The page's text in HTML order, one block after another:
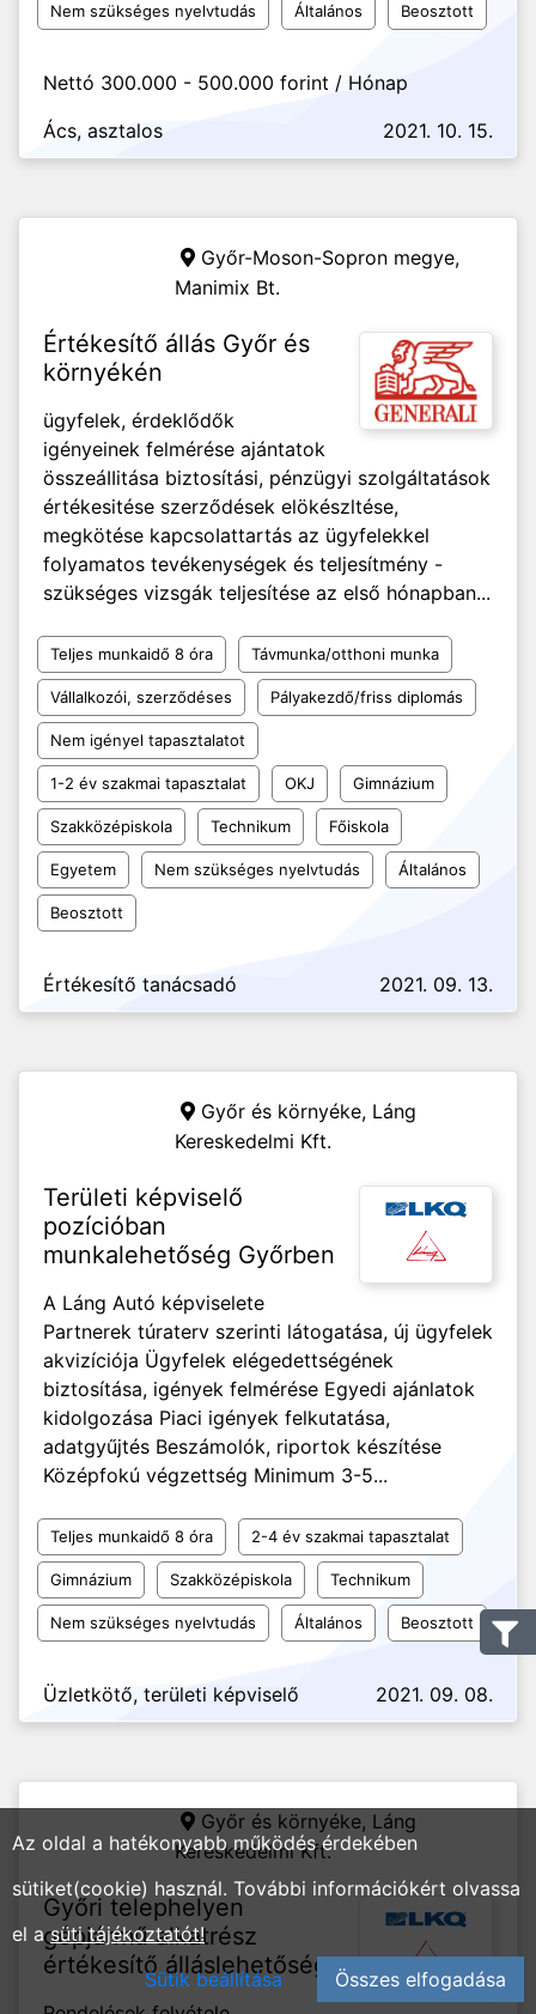
Nem szükséges nyelvtudás Általános Beosztott
Nettó 300.000 - 500.000 forint / Hónap
Ács, asztalos
2021. 10. 15.
Győr-Moson-Sopron megye,
Manimix Bt.
Értékesítő állás Győr és
környékén
ügyfelek, érdeklődők
igényeinek felmérése ajántatok
összeáIIitása biztosítási, pénzügyi szolgáltatások
értékesitése szerződések elökészltése,
megkötése kapcsoIattartás az ügyfelekkel
folyamatos tevékenységek és teljesítmény -
szükséges vizsgák teljesítése az első hónapban...
Teljes munkaidő 8 óra Távmunka/otthoni munka
Vállalkozói, szerződéses Pályakezdő/friss diplomás
Nem igényel tapasztalatot
1-2 év szakmai tapasztalat OKJ Gimnázium
Szakközépiskola Technikum Főiskola
Egyetem Nem szükséges nyelvtudás Általános
Beosztott
Értékesítő tanácsadó 2021. 09. 13.
Győr és környéke, Láng
Kereskedelmi Kft.
Területi képviselő
pozícióban
munkalehetőség Győrben
A Láng Autó képviselete
Partnerek túraterv szerinti látogatása, új ügyfelek
akvizíciója Ügyfelek elégedettségének
biztosítása, igények felmérése Egyedi ajánlatok
kidolgozása Piaci igények felkutatása,
adatgyűjtés Beszámolók, riportok készítése
Középfokú végzettség Minimum 3-5...
Teljes munkaidő 8 óra 2-4 év szakmai tapasztalat
Gimnázium Szakközépiskola Technikum
Nem szükséges nyelvtudás Általános Beosztott
Üzletkötő, területi képviselő 2021. 09. 08.
Győr és környéke, Láng
Kereskedelmi Kft.
Győri telephelyen
gépjármű alkatrész
értékesítő álláslehetőség
Az oldal a hatékonyabb működés érdekében
sütiket(cookie) használ. További információkért olvassa
el asüti tájékoztatót!
Sütik beállítása
Összes elfogadása